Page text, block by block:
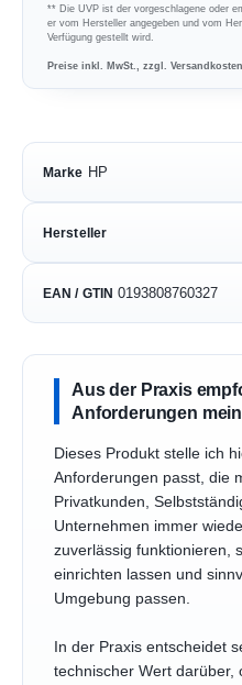
** Die UVP ist der vorgeschlagene oder
er vom Hersteller angegeben und vom
Verfügung gestellt wird.
Preise inkl. MwSt., zzgl. Versandkosten
Marke HP
Hersteller
EAN / GTIN 0193808760327
Aus der Praxis
Anforderungen
Dieses Produkt stelle ich
Anforderungen passt, die
Privatkunden,
Unternehmen immer
zuverlässig funktionieren,
einrichten lassen und
Umgebung passen.
In der Praxis entscheidet
technischer Wert darüber,